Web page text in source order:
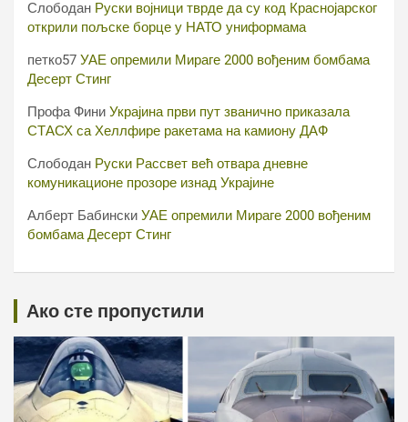
Слободан Руски војници тврде да су код Краснојарског
открили пољске борце у НАТО униформама
петко57 УАЕ опремили Мираге 2000 вођеним бомбама
Десерт Стинг
Профа Фини Украјина први пут званично приказала
СТАСХ са Хеллфире ракетама на камиону ДАФ
Слободан Руски Рассвет већ отвара дневне
комуникационе прозоре изнад Украјине
Алберт Бабински УАЕ опремили Мираге 2000 вођеним
бомбама Десерт Стинг
Ако сте пропустили